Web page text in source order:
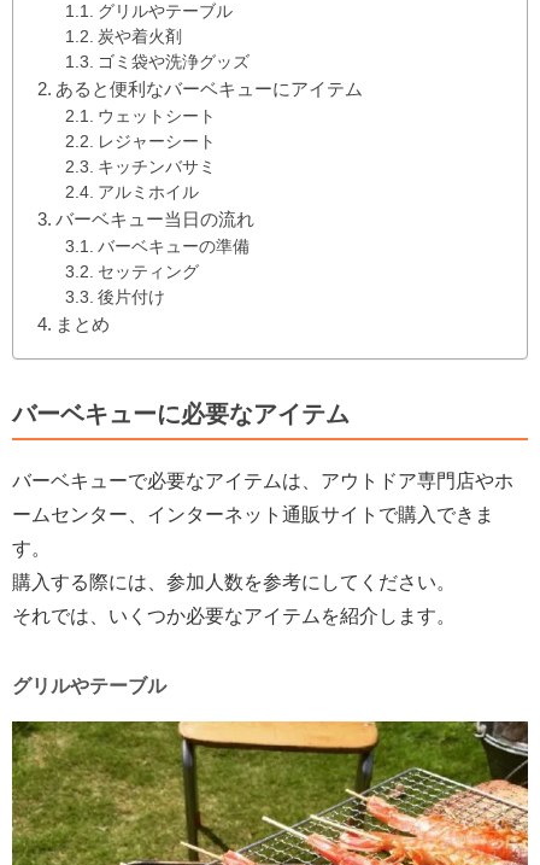
グリルやテーブル
炭や着火剤
ゴミ袋や洗浄グッズ
あると便利なバーベキューにアイテム
ウェットシート
レジャーシート
キッチンバサミ
アルミホイル
バーベキュー当日の流れ
バーベキューの準備
セッティング
後片付け
まとめ
バーベキューに必要なアイテム
バーベキューで必要なアイテムは、アウトドア専門店やホ
ームセンター、インターネット通販サイトで購入できま
す。
購入する際には、参加人数を参考にしてください。
それでは、いくつか必要なアイテムを紹介します。
グリルやテーブル